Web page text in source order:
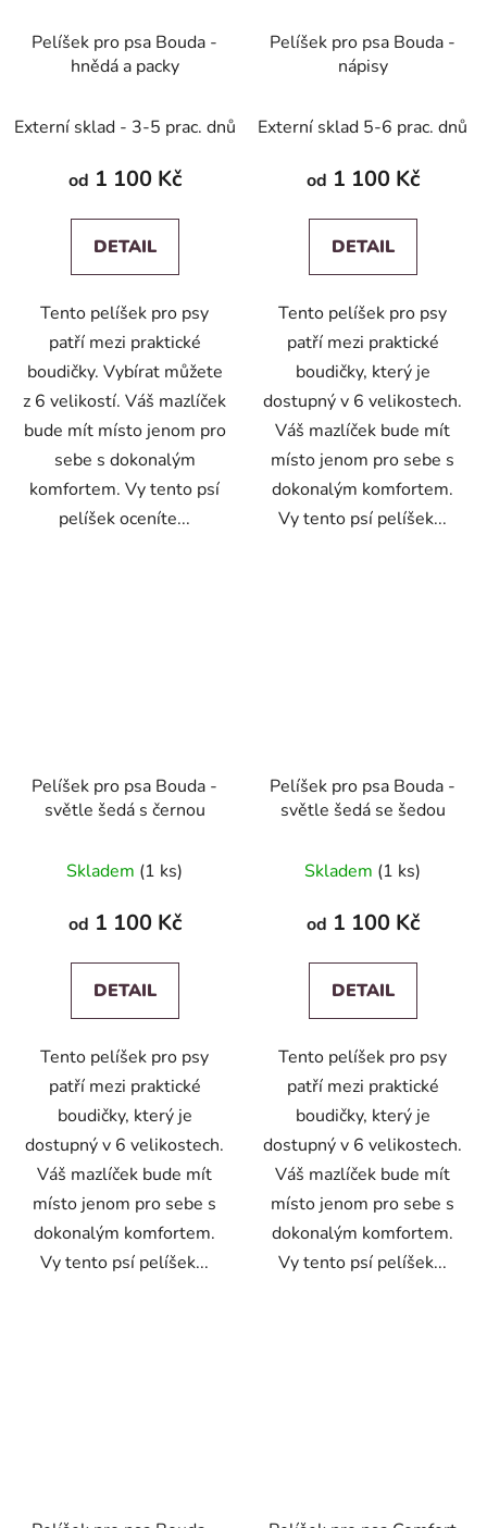
Pelíšek pro psa Bouda -
hnědá a packy
Externí sklad - 3-5 prac. dnů
od 1 100 Kč
DETAIL
Tento pelíšek pro psy
patří mezi praktické
boudičky. Vybírat můžete
z 6 velikostí. Váš mazlíček
bude mít místo jenom pro
sebe s dokonalým
komfortem. Vy tento psí
pelíšek oceníte...
Pelíšek pro psa Bouda -
nápisy
Externí sklad 5-6 prac. dnů
od 1 100 Kč
DETAIL
Tento pelíšek pro psy
patří mezi praktické
boudičky, který je
dostupný v 6 velikostech.
Váš mazlíček bude mít
místo jenom pro sebe s
dokonalým komfortem.
Vy tento psí pelíšek...
Pelíšek pro psa Bouda -
světle šedá s černou
Skladem (1 ks)
od 1 100 Kč
DETAIL
Tento pelíšek pro psy
patří mezi praktické
boudičky, který je
dostupný v 6 velikostech.
Váš mazlíček bude mít
místo jenom pro sebe s
dokonalým komfortem.
Vy tento psí pelíšek...
Pelíšek pro psa Bouda -
světle šedá se šedou
Skladem (1 ks)
od 1 100 Kč
DETAIL
Tento pelíšek pro psy
patří mezi praktické
boudičky, který je
dostupný v 6 velikostech.
Váš mazlíček bude mít
místo jenom pro sebe s
dokonalým komfortem.
Vy tento psí pelíšek...